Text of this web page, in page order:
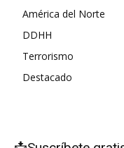
América del Norte
DDHH
Terrorismo
Destacado